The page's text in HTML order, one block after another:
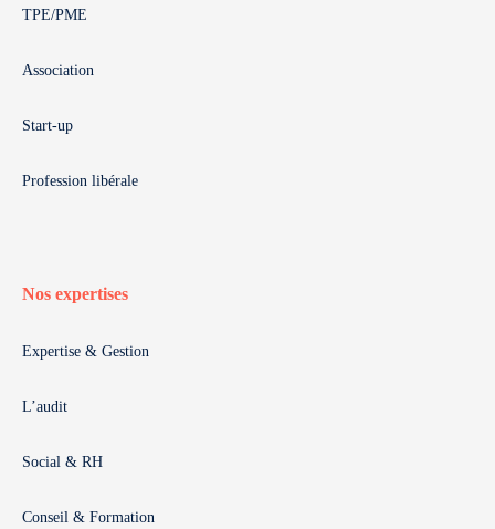
TPE/PME
Association
Start-up
Profession libérale
Nos expertises
Expertise & Gestion
L’audit
Social & RH
Conseil & Formation